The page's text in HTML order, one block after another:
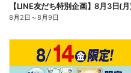
8月2日 ～8月9日